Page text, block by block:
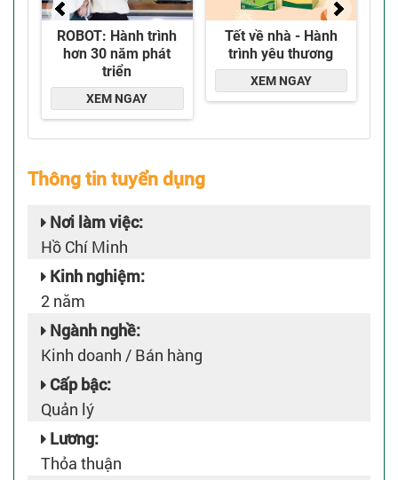
Thông tin tuyển dụng
Nơi làm việc:
Hồ Chí Minh
Kinh nghiệm:
2 năm
Ngành nghề:
Kinh doanh / Bán hàng
Cấp bậc:
Quản lý
Lương:
Thỏa thuận